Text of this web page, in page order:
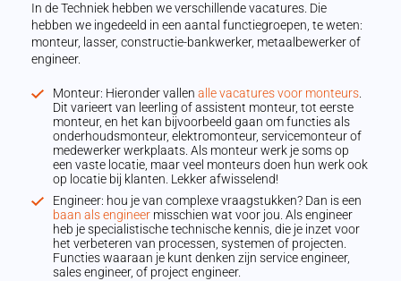
In de Techniek hebben we verschillende vacatures. Die
hebben we ingedeeld in een aantal functiegroepen, te weten:
monteur, lasser, constructie-bankwerker, metaalbewerker of
engineer.
Monteur: Hieronder vallen alle vacatures voor monteurs.
Dit varieert van leerling of assistent monteur, tot eerste
monteur, en het kan bijvoorbeeld gaan om functies als
onderhoudsmonteur, elektromonteur, servicemonteur of
medewerker werkplaats. Als monteur werk je soms op
een vaste locatie, maar veel monteurs doen hun werk ook
op locatie bij klanten. Lekker afwisselend!
Engineer: hou je van complexe vraagstukken? Dan is een
baan als engineer misschien wat voor jou. Als engineer
heb je specialistische technische kennis, die je inzet voor
het verbeteren van processen, systemen of projecten.
Functies waaraan je kunt denken zijn service engineer,
sales engineer, of project engineer.